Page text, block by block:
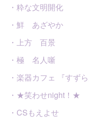
・粋な文明開化
・鮮 あざやか
・上方 百景
・極 名人噺
・楽器カフェ 『すずら
・★笑わせnight！★
・CSもえよせ